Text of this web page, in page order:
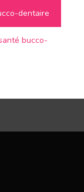
dentaire
bucco-